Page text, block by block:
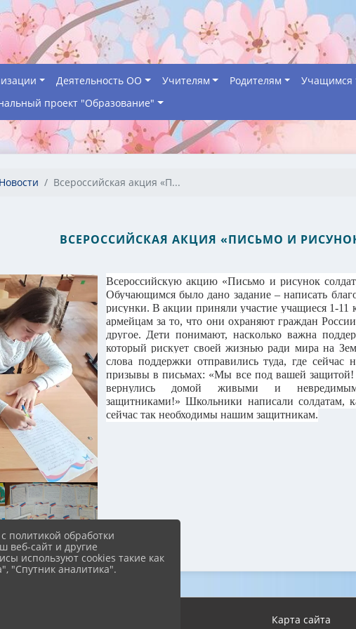
Деятельность ОО Учителям Родителям Учащимся
проект "Образование"
Новости Всероссийская акция «П...
ВСЕРОССИЙСКАЯ АКЦИЯ «ПИСЬМО И
Всероссийскую акцию «Письмо и рисунок
Обучающимся было дано задание – написать
рисунки. В акции приняли участие учащиеся 1-11
армейцам за то, что они охраняют граждан
другое. Дети понимают, насколько важна
который рискует своей жизнью ради мира на
слова поддержки отправились туда, где сейчас
призывы в письмах: «Мы все под вашей
вернулись домой живыми и
защитниками!» Школьники написали солдатам,
сейчас так необходимы нашим защитникам.
Карта сайта
политикой обработки
веб-сайт и другие
используют cookies такие как
"Спутник аналитика".